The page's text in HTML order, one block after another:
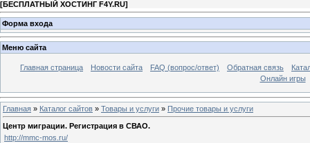
[БЕСПЛАТНЫЙ ХОСТИНГ F4Y.RU]
Форма входа
Меню сайта
Главная страница Новости сайта FAQ (вопрос/ответ) Обратная связь
Онлайн игры
Главная » Каталог сайтов » Товары и услуги » Прочие товары и услуги
Центр миграции. Регистрация в СВАО.
http://mmc-mos.ru/